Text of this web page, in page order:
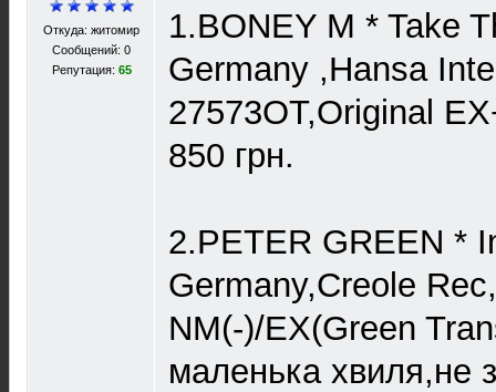
Откуда: житомир
Сообщений: 0
Репутация: 65
1.BONEY M * Take
Germany ,Hansa
27573OT,Original
850 грн.
2.PETER GREEN *
Germany,Creole
NM(-)/EX(Green
маленька хвиля,не